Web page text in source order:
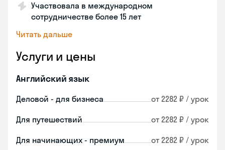
Участвовала в международном
сотрудничестве более 15 лет
Читать дальше
Услуги и цены
Английский язык
Деловой - для бизнеса от 2282 ₽ / урок
Для путешествий от 2282 ₽ / урок
Для начинающих - премиум от 2282 ₽ / урок